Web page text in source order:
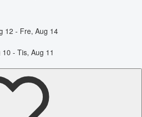
12 - Fre, Aug 14
- Tis, Aug 11